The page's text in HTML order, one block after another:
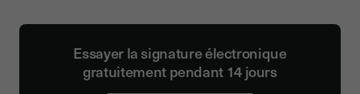
Essayer la signature électronique
gratuitement pendant 14 jours